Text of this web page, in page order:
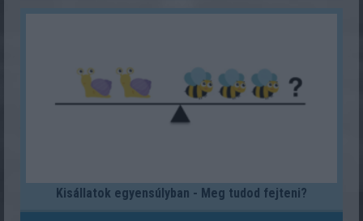
Kisállatok egyensúlyban - Meg tudod fejteni?